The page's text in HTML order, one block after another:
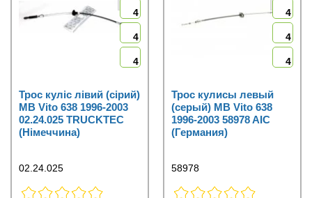
4
4
4
Трос куліс лівий (сірий)
MB Vito 638 1996-2003
02.24.025 TRUCKTEC
(Німеччина)
02.24.025
4
4
4
Трос кулисы левый
(серый) MB Vito 638
1996-2003 58978 AIC
(Германия)
58978